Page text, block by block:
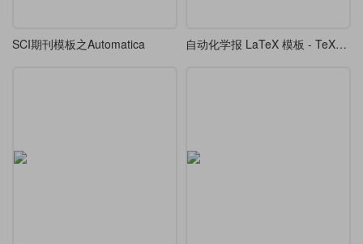
SCI期刊模板之Automatica 自动化学报 LaTeX 模板 - TeXLive